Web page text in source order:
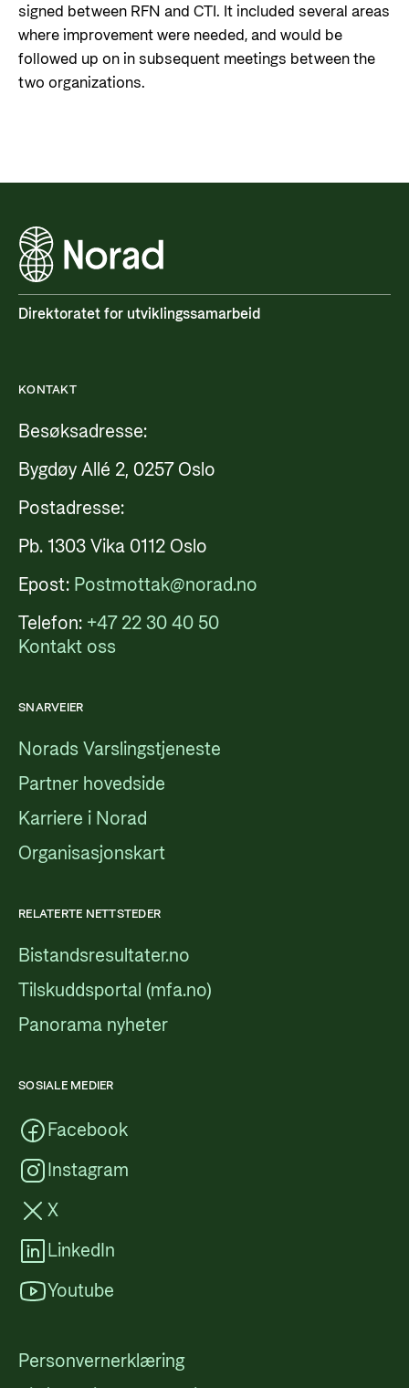
signed between RFN and CTI. It included several areas
where improvement were needed, and would be
followed up on in subsequent meetings between the
two organizations.
Direktoratet for utviklingssamarbeid
KONTAKT
Besøksadresse:
Bygdøy Allé 2, 0257 Oslo
Postadresse:
Pb. 1303 Vika 0112 Oslo
Epost: Postmottak@norad.no
Telefon: +47 22 30 40 50
Kontakt oss
SNARVEIER
Norads Varslingstjeneste
Partner hovedside
Karriere i Norad
Organisasjonskart
RELATERTE NETTSTEDER
Bistandsresultater.no
Tilskuddsportal (mfa.no)
Panorama nyheter
SOSIALE MEDIER
Facebook
Instagram
X
LinkedIn
Youtube
Personvernerklæring